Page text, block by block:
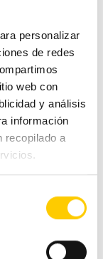
personalizar
de redes
web con
y análisis
información
recopilado a